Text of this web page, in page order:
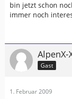
bin jetzt schon
immer noch
AlpenX-
Gast
1. Februar 2009